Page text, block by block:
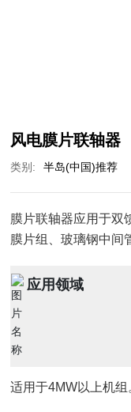
风电膜片联轴器
类别: 半岛(中国)推荐
膜片联轴器应用于双
膜片组、玻璃钢中间
应用领域
适用于4MW以上机组